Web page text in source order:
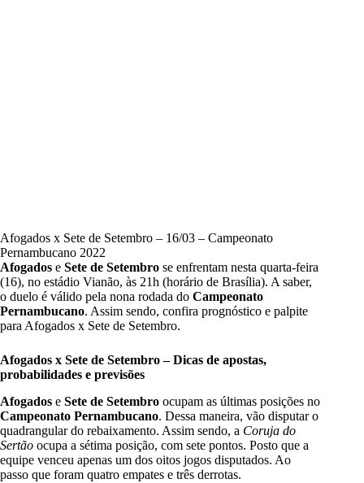
Afogados x Sete de Setembro – 16/03 – Campeonato
Pernambucano 2022
Afogados e Sete de Setembro se enfrentam nesta quarta-feira
(16), no estádio Vianão, às 21h (horário de Brasília). A saber,
o duelo é válido pela nona rodada do Campeonato
Pernambucano. Assim sendo, confira prognóstico e palpite
para Afogados x Sete de Setembro.
Afogados x Sete de Setembro – Dicas de apostas,
probabilidades e previsões
Afogados e Sete de Setembro ocupam as últimas posições no
Campeonato Pernambucano. Dessa maneira, vão disputar o
quadrangular do rebaixamento. Assim sendo, a Coruja do
Sertão ocupa a sétima posição, com sete pontos. Posto que a
equipe venceu apenas um dos oitos jogos disputados. Ao
passo que foram quatro empates e três derrotas.